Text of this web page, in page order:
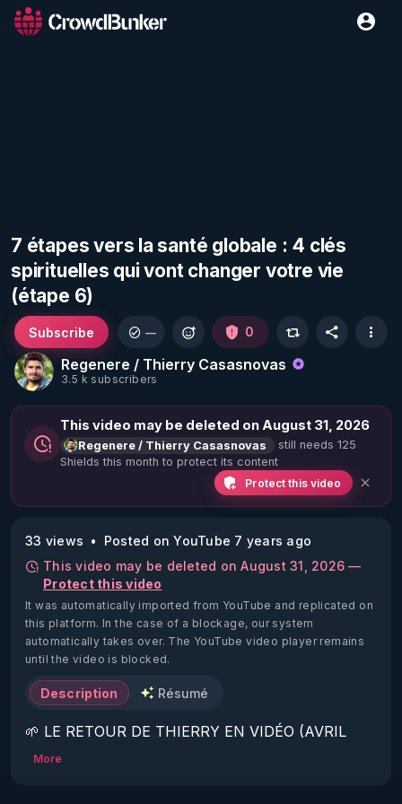
7 étapes vers la santé globale : 4 clés
spirituelles qui vont changer votre vie
(étape 6)
Regenere / Thierry Casasnovas
3.5 k subscribers
Subscribe — 0
This video may be deleted on August 31, 2026
Regenere / Thierry Casasnovas
still needs 125
Shields this month to protect its content
Protect this video
33 views
Posted on YouTube 7 years ago
This video may be deleted on August 31, 2026 —
Protect this video
It was automatically imported from YouTube and replicated on
this platform. In the case of a blockage, our system
automatically takes over. The YouTube video player remains
until the video is blocked.
Description Résumé
🌱 LE RETOUR DE THIERRY EN VIDÉO (AVRIL
2022)!
More